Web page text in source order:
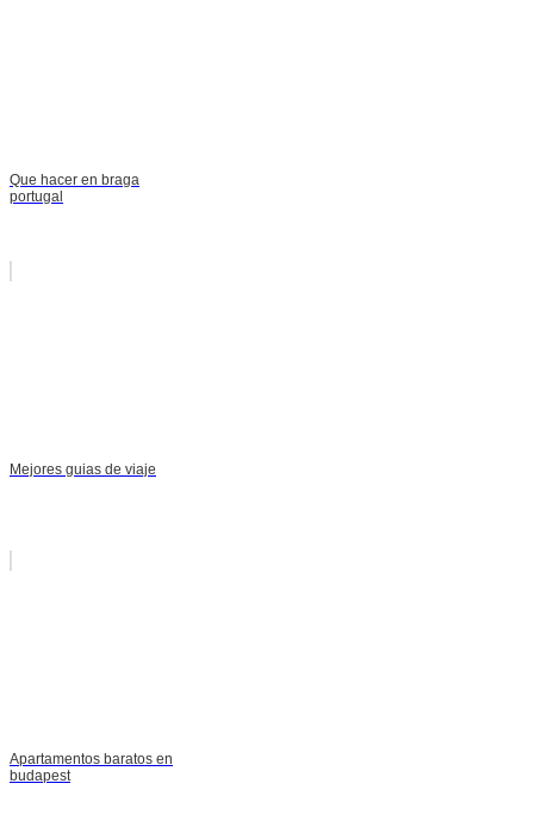
Que hacer en braga
portugal
Mejores guias de viaje
Apartamentos baratos en
budapest